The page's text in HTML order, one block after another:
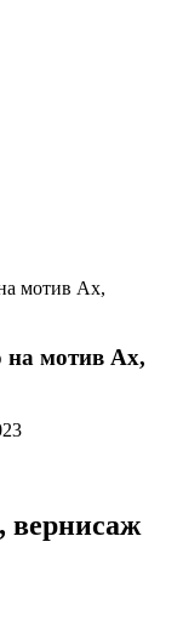
мотив Ах,
на мотив Ах,
вернисаж